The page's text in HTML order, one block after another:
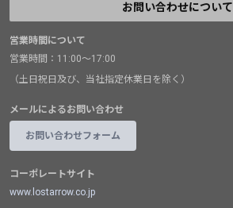
お問い合わせについて
営業時間について
営業時間：11:00～17:00
（土日祝日及び、当社指定休業日を除く）
メールによるお問い合わせ
お問い合わせフォーム
コーポレートサイト
www.lostarrow.co.jp